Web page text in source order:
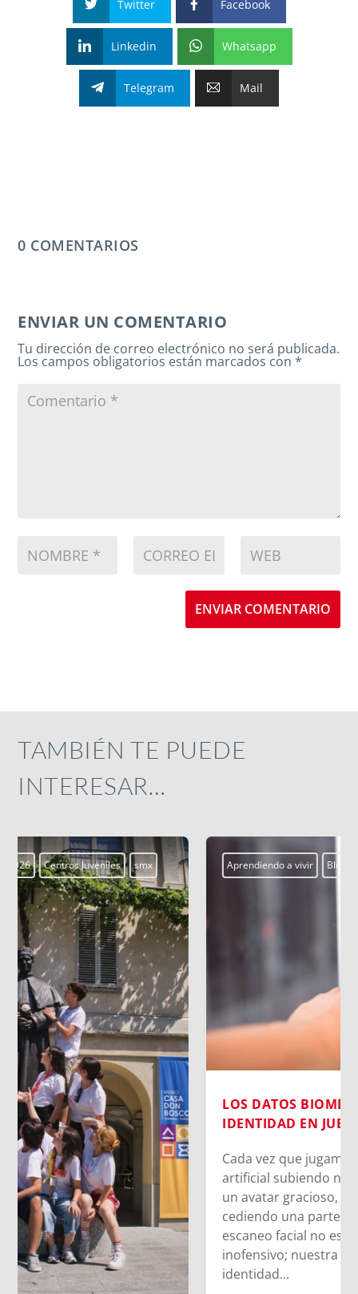
Twitter Facebook
Linkedin Whatsapp
Telegram Mail
0 COMENTARIOS
ENVIAR UN COMENTARIO
Tu dirección de correo electrónico no será publicada.
Los campos obligatorios están marcados con*
ENVIAR COMENTARIO
TAMBIÉN TE PUEDE
INTERESAR…
Aprendiendo a vivir Blogs
LOS DATOS BIOMÉTRICOS: NUESTRA
IDENTIDAD EN JUEGO
Cada vez que jugamos con la inteligencia
artificial subiendo nuestra imagen para generar
un avatar gracioso, en el fondo estamos
cediendo una parte de nuestra identidad. El
escaneo facial no es un simple pasatiempo
inofensivo; nuestra cara es una seña de
identidad...